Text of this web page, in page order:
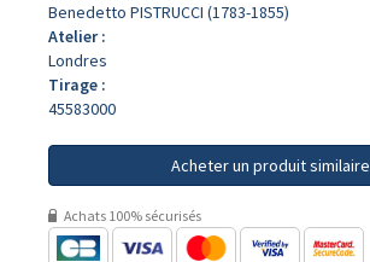
Benedetto PISTRUCCI (1783-1855)
Atelier :
Londres
Tirage :
45583000
Acheter un produit similaire
Achats 100% sécurisés